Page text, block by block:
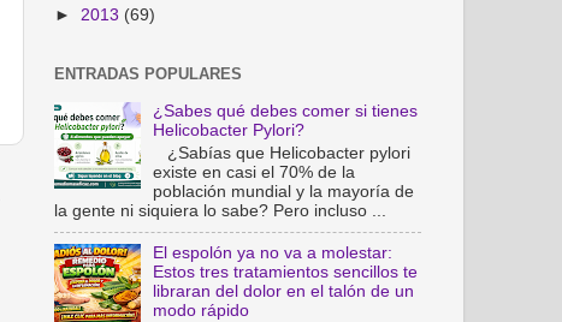
► 2013 (69)
ENTRADAS POPULARES
¿Sabes qué debes comer si tienes
Helicobacter Pylori?
¿Sabías que Helicobacter pylori
existe en casi el 70% de la
población mundial y la mayoría de
la gente ni siquiera lo sabe? Pero incluso ...
El espolón ya no va a molestar:
Estos tres tratamientos sencillos te
libraran del dolor en el talón de un
modo rápido